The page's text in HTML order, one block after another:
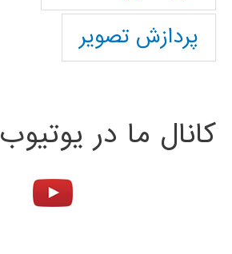
پردازش تصویر
کانال ما در یوتیوب